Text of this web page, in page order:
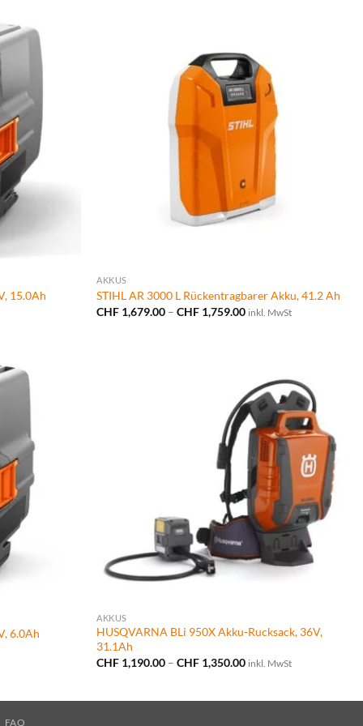
15.0Ah
AKKUS
STIHL AR 3000 L Rückentragbarer Akku, 41.2 Ah
CHF 1,679.00 –CHF 1,759.00Preisspanne:
inkl. MwSt
6.0Ah
AKKUS
HUSQVARNA BLi 950X Akku-Rucksack, 36V,
31.1Ah
CHF 1,190.00 –CHF 1,350.00Preisspanne:
inkl. MwSt
FAQ